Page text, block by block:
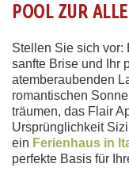
POOL ZUR
Stellen Sie sich vor:
sanfte Brise und Ihr
atemberaubenden
romantischen
träumen, das Flair
Ursprünglichkeit
ein Ferienhaus in
perfekte Basis für